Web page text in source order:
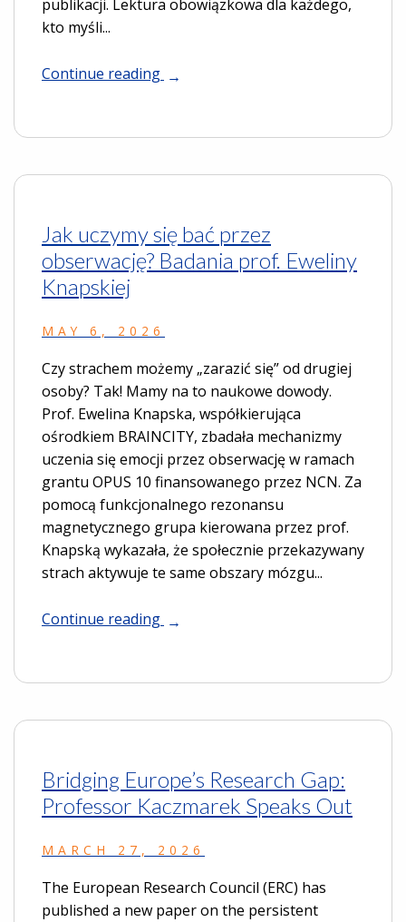
publikacji. Lektura obowiązkowa dla każdego,
kto myśli...
Continue reading
Jak uczymy się bać przez
obserwację? Badania prof. Eweliny
Knapskiej
MAY 6, 2026
Czy strachem możemy „zarazić się” od drugiej
osoby? Tak! Mamy na to naukowe dowody.
Prof. Ewelina Knapska, współkierująca
ośrodkiem BRAINCITY, zbadała mechanizmy
uczenia się emocji przez obserwację w ramach
grantu OPUS 10 finansowanego przez NCN. Za
pomocą funkcjonalnego rezonansu
magnetycznego grupa kierowana przez prof.
Knapską wykazała, że społecznie przekazywany
strach aktywuje te same obszary mózgu...
Continue reading
Bridging Europe’s Research Gap:
Professor Kaczmarek Speaks Out
MARCH 27, 2026
The European Research Council (ERC) has
published a new paper on the persistent